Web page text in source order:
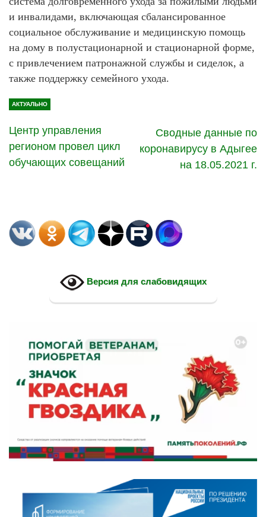
и инвалидами, включающая сбалансированное
социальное обслуживание и медицинскую помощь
на дому в полустационарной и стационарной форме,
с привлечением патронажной службы и сиделок, а
также поддержку семейного ухода.
АКТУАЛЬНО
Центр управления
регионом провел цикл
обучающих совещаний
Сводные данные по
коронавирусу в Адыгее
на 18.05.2021 г.
Версия для слабовидящих